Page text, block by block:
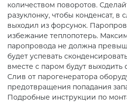
количеством поворотов.
разуклонку, чтобы конденсат, в
выходил из форсунок.
избежание теплопотерь.
паропровода не должна
будет успевать
вместе с паром будут выходить
Слив от парогенератора
предотвращения попадания
Подробные инструкции по